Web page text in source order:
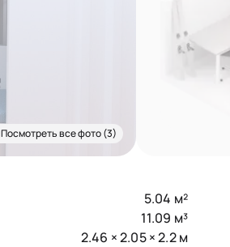
Посмотреть все фото (3)
5.04 м²
11.09 м³
2.46 × 2.05 × 2.2 м